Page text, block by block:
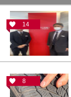
14
8